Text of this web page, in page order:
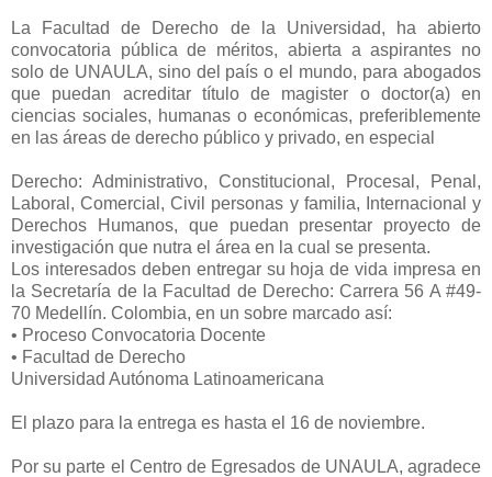
La Facultad de Derecho de la Universidad, ha abierto
convocatoria pública de méritos, abierta a aspirantes no
solo de UNAULA, sino del país o el mundo, para abogados
que puedan acreditar título de magister o doctor(a) en
ciencias sociales, humanas o económicas, preferiblemente
en las áreas de derecho público y privado, en especial
Derecho: Administrativo, Constitucional, Procesal, Penal,
Laboral, Comercial, Civil personas y familia, Internacional y
Derechos Humanos, que puedan presentar proyecto de
investigación que nutra el área en la cual se presenta.
Los interesados deben entregar su hoja de vida impresa en
la Secretaría de la Facultad de Derecho: Carrera 56 A #49-
70 Medellín. Colombia, en un sobre marcado así:
• Proceso Convocatoria Docente
• Facultad de Derecho
Universidad Autónoma Latinoamericana
El plazo para la entrega es hasta el 16 de noviembre.
Por su parte el Centro de Egresados de UNAULA, agradece